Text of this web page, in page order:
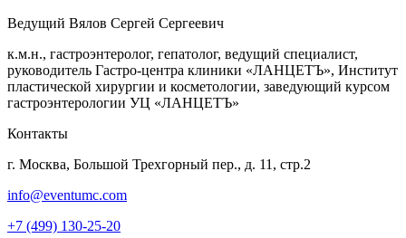
Ведущий Вялов Сергей Сергеевич
к.м.н., гастроэнтеролог, гепатолог, ведущий специалист,
руководитель Гастро-центра клиники «ЛАНЦЕТЪ», Институт
пластической хирургии и косметологии, заведующий курсом
гастроэнтерологии УЦ «ЛАНЦЕТЪ»
Контакты
г. Москва, Большой Трехгорный пер., д. 11, стр.2
info@eventumc.com
+7 (499) 130-25-20